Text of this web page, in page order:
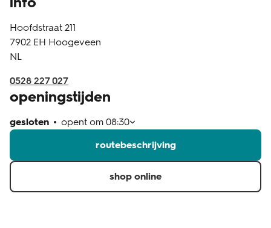
Hoofdstraat 211
7902 EH Hoogeveen
NL
0528 227 027
openingstijden
gesloten opent om 08:30
routebeschrijving
shop online